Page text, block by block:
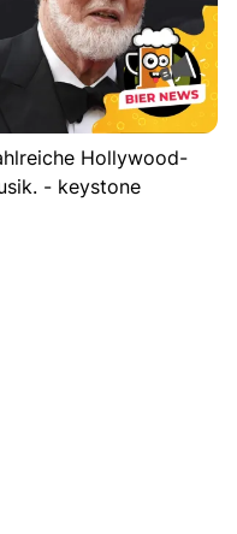
Hollywood-
- keystone